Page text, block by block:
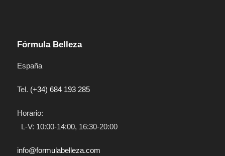
Fórmula Belleza
España
Tel. (+34) 684 193 285
Horario:
L-V: 10:00-14:00, 16:30-20:00
info@formulabelleza.com